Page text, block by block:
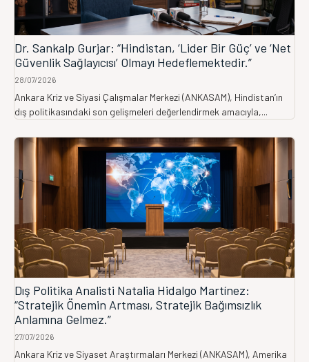
Dr. Sankalp Gurjar: “Hindistan, ‘Lider Bir Güç’ ve ‘Net
Güvenlik Sağlayıcısı’ Olmayı Hedeflemektedir.”
28/07/2026
Ankara Kriz ve Siyasi Çalışmalar Merkezi (ANKASAM), Hindistan’ın
dış politikasındaki son gelişmeleri değerlendirmek amacıyla,...
Dış Politika Analisti Natalia Hidalgo Martínez:
“Stratejik Önemin Artması, Stratejik Bağımsızlık
Anlamına Gelmez.”
27/07/2026
Ankara Kriz ve Siyaset Araştırmaları Merkezi (ANKASAM), Amerika